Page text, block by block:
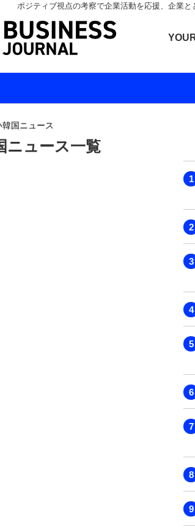
ポジティブ視点の考察で企業活動を応援、企業
国ニュース
ニュース一覧 IVS
AI